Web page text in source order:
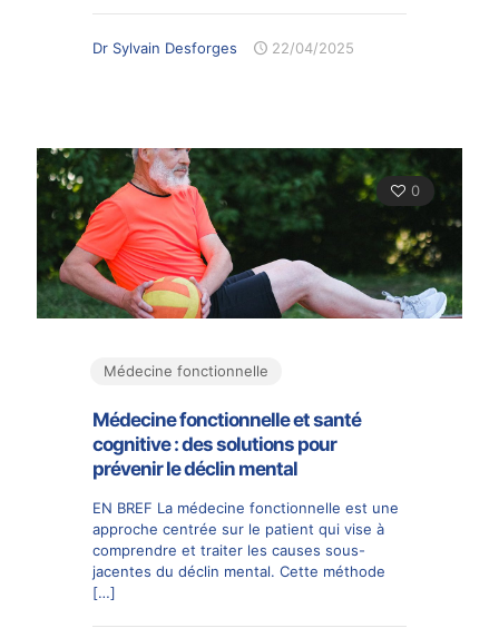
Dr Sylvain Desforges 22/04/2025
0
Médecine fonctionnelle
Médecine fonctionnelle et santé
cognitive : des solutions pour
prévenir le déclin mental
EN BREF La médecine fonctionnelle est une
approche centrée sur le patient qui vise à
comprendre et traiter les causes sous-
jacentes du déclin mental. Cette méthode
[…]